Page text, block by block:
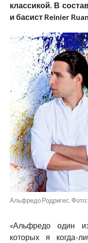
классикой. В
и басист Reinier
Альфредо Родригес. Фото:
«Альфредо один
которых я когда-